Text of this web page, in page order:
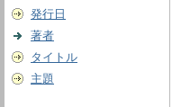
発行日
著者
タイトル
主題